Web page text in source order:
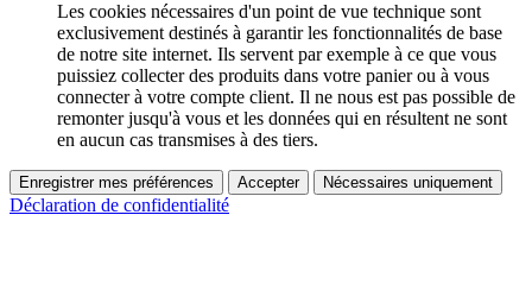
Les cookies nécessaires d'un point de vue technique sont
exclusivement destinés à garantir les fonctionnalités de base
de notre site internet. Ils servent par exemple à ce que vous
puissiez collecter des produits dans votre panier ou à vous
connecter à votre compte client. Il ne nous est pas possible de
remonter jusqu'à vous et les données qui en résultent ne sont
en aucun cas transmises à des tiers.
Enregistrer mes préférences Accepter Nécessaires uniquement
Déclaration de confidentialité